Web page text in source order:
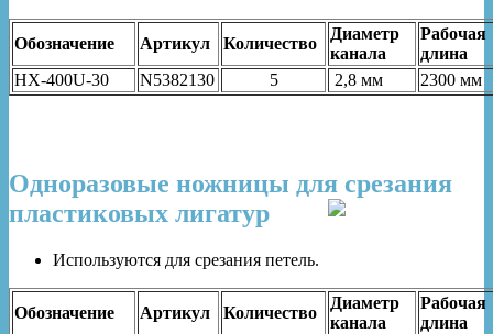
Обозначение Артикул Количество
Диаметр
канала
Рабочая
длина
HX-400U-30
N5382130 5 2,8 мм 2300 мм
Одноразовые ножницы для срезания
пластиковых лигатур
Используются для срезания петель.
Обозначение Артикул Количество
Диаметр
канала
Рабочая
длина